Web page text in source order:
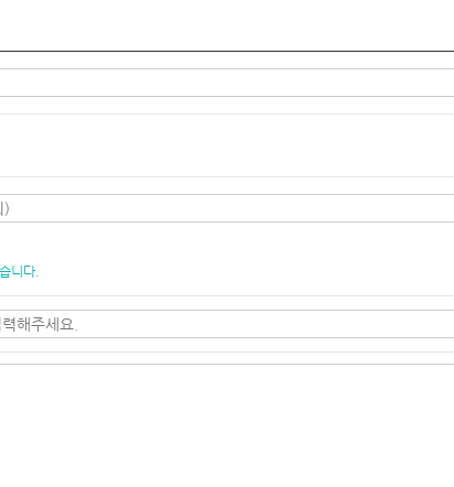
니다.